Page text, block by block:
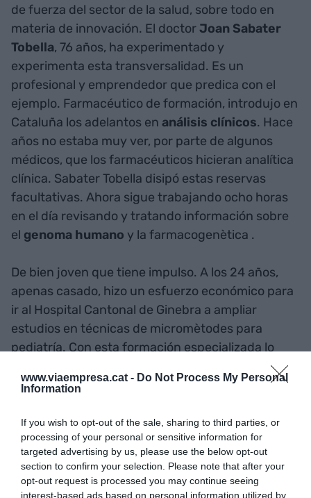
www.viaempresa.cat - Do Not Process My Personal
Information
If you wish to opt-out of the sale, sharing to third parties, or
processing of your personal or sensitive information for
targeted advertising by us, please use the below opt-out
section to confirm your selection. Please note that after your
opt-out request is processed you may continue seeing
interest-based ads based on personal information utilized by
de fuerza del sector de la salud, sobre todo en
materia de innovación. El doctorJoan Sabater
Tobella, 76 años, ha experimentado y
experimenta esta transversalidad. Es un
profesional y emprendedor que predica con el
ejemplo. Farmacéutico de formación, introdujo en
Cataluña los adelantos en análisis clínicos. Hace
años no estaba muy ver, por parte de algunos
médicos, que los farmacéuticos hicieran analítica
clínica. Sabater Tobella disipó estas reservas
facultativas. Ahora sigue trabajando ocho horas
en el día revisando y tratando información sobre
el genoma humano y la farmacogenètica .
De bien joven que tiene impulso. A los 24 años,
apenas casado, hizo un esfuerzo económico para
ir al Hospital Cantonal de Ginebra a ampliar
estudios en técnicas de micromètodes para
pediatría. Con esta formación especializada lo
. Fue pionero aquí al evitar
pinchar los bebés a la jugular para hacer un
Farmacéuticos de Barcelona cuando le fue
otorgada la Cruz de Sant Jordi.
Al frente de la actividadfarmacéutica